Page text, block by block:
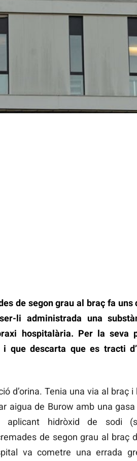
de segon grau al braç fa uns
li administrada una
hospitalària. Per la seva
que descarta que es tracti
d’orina. Tenia una via al braç i
aigua de Burow amb una
aplicant hidròxid de sodi
de segon grau al braç
va cometre una errada